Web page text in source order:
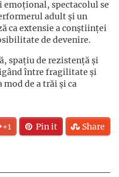
emoțional, spectacolul se
adult și un
ca extensie a conștiinței
de devenire.
spațiu de rezistență și
între fragilitate și
de a trăi și ca
+1 Pin it Share